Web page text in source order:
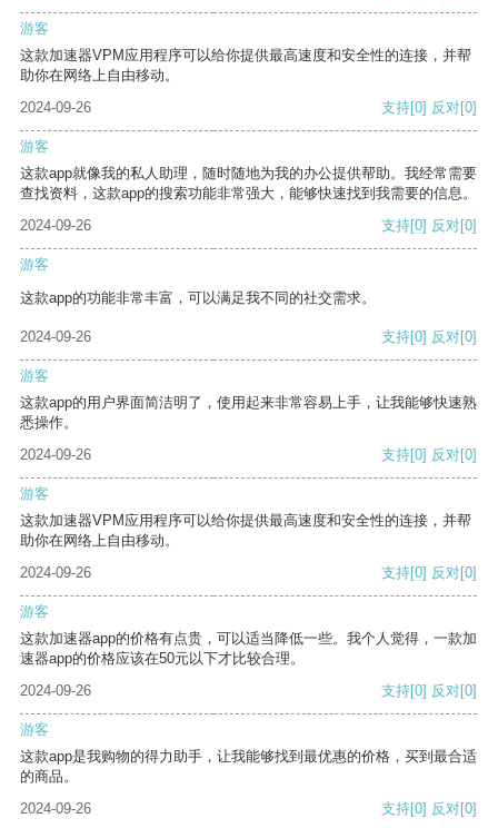
游客
这款加速器VPM应用程序可以给你提供最高速度和安全性的连接，并帮
助你在网络上自由移动。
2024-09-26
支持[0] 反对[0]
游客
这款app就像我的私人助理，随时随地为我的办公提供帮助。我经常需要
查找资料，这款app的搜索功能非常强大，能够快速找到我需要的信息。
2024-09-26
支持[0] 反对[0]
游客
这款app的功能非常丰富，可以满足我不同的社交需求。
2024-09-26 支持[0] 反对[0]
游客
这款app的用户界面简洁明了，使用起来非常容易上手，让我能够快速熟
悉操作。
2024-09-26
支持[0] 反对[0]
游客
这款加速器VPM应用程序可以给你提供最高速度和安全性的连接，并帮
助你在网络上自由移动。
2024-09-26
支持[0] 反对[0]
游客
这款加速器app的价格有点贵，可以适当降低一些。我个人觉得，一款加
速器app的价格应该在50元以下才比较合理。
2024-09-26
支持[0] 反对[0]
游客
这款app是我购物的得力助手，让我能够找到最优惠的价格，买到最合适
的商品。
2024-09-26
支持[0] 反对[0]